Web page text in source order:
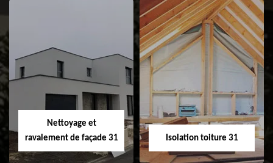
Pose et
changement de
fenêtre de toit et
Velux 31
Nettoyage et pose
Nettoyage et
ravalement de façade 31
Isolation toiture 31